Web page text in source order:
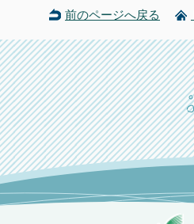
前のページへ戻る